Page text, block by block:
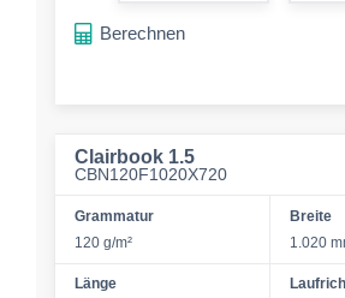
Berechnen
Clairbook 1.5
CBN120F1020X720
Grammatur
120 g/m²
Breite
1.020
Länge